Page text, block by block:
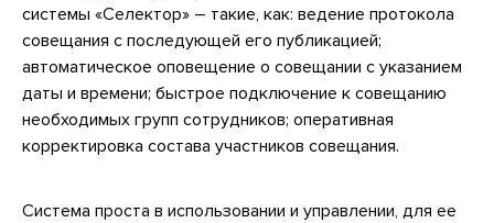
системы «Селектор» – такие, как: ведение протокола
совещания с последующей его публикацией;
автоматическое оповещение о совещании с указанием
даты и времени; быстрое подключение к совещанию
необходимых групп сотрудников; оперативная
корректировка состава участников совещания.
Система проста в использовании и управлении, для ее